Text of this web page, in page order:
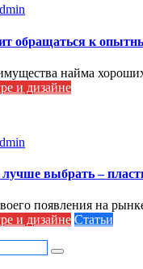
обращаться к
найма
и дизайне
выбрать –
появления на
и дизайне Статьи